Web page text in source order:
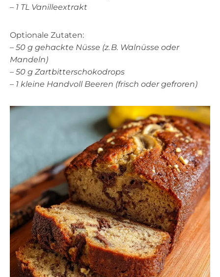
– 1 TL Vanilleextrakt
Optionale Zutaten:
– 50 g gehackte Nüsse (z. B. Walnüsse oder
Mandeln)
– 50 g Zartbitterschokodrops
– 1 kleine Handvoll Beeren (frisch oder gefroren)